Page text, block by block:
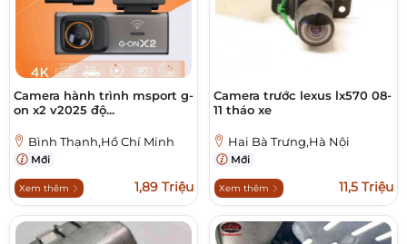
Camera hành trình msport g-
on x2 v2025 độ...
Bình Thạnh,Hồ Chí Minh
Mới
Xem thêm 1,89 Triệu
Camera trước lexus lx570 08-
11 tháo xe
Hai Bà Trưng,Hà Nội
Mới
Xem thêm 11,5 Triệu